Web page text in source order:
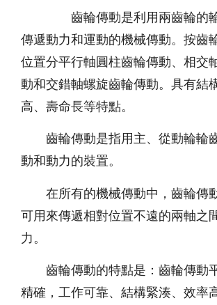
齒輪傳動是利用兩齒輪的輪
傳遞動力和運動的機械傳動。按齒
位置分平行軸圓柱齒輪傳動、相交
動和交錯軸螺旋齒輪傳動。具有結
高、壽命長等特點。
齒輪傳動是指用主、從動輪輪
動和動力的裝置。
在所有的機械傳動中，齒輪傳
可用來傳遞相對位置不遠的兩軸之
力。
齒輪傳動的特點是：齒輪傳動
精確，工作可靠、結構緊湊、效率